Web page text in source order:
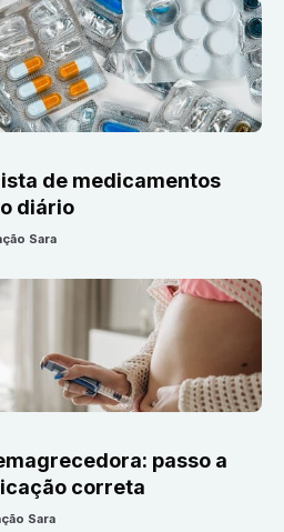
de medicamentos
diário
Sara
passo a
correta
Sara